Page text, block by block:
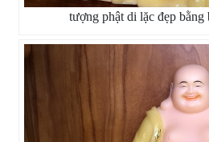
tượng phật di lặc đẹp bằng